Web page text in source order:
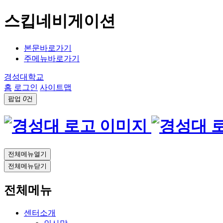
스킵네비게이션
본문바로가기
주메뉴바로가기
경성대학교
홈 로그인 사이트맵
팝업 0건
전체메뉴열기
전체메뉴닫기
전체메뉴
센터소개